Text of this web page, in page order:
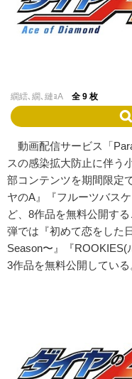
繝繧､繝､縺ｮA 全 9 枚
動画配信サービス「
スの感染拡⼤防⽌に伴う
部コンテンツを期間限定
ヤのA』『フルーツバス
ど、8作品を無料公開す
弾では『初めて恋をした
Season〜』『
3作品を無料公開している